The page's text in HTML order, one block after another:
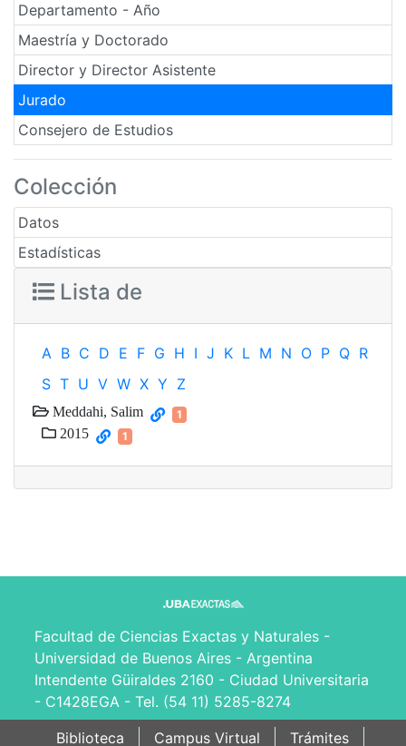
Departamento - Año
Maestría y Doctorado
Director y Director Asistente
Jurado
Consejero de Estudios
Colección
Datos
Estadísticas
Lista de
A B C D E F G H I J K L M N O P Q R
S T U V W X Y Z
Meddahi, Salim 1
2015 1
Facultad de Ciencias Exactas y Naturales -
Universidad de Buenos Aires - Argentina
Intendente Güiraldes 2160 - Ciudad Universitaria
- C1428EGA - Tel. (54 11) 5285-8274
Biblioteca
Campus Virtual Trámites